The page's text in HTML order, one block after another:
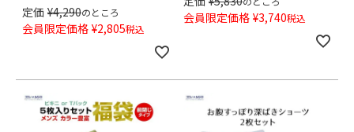
定価 ¥4,290のところ
会員限定価格 ¥2,805税込
会員限定価格 ¥3,740税込